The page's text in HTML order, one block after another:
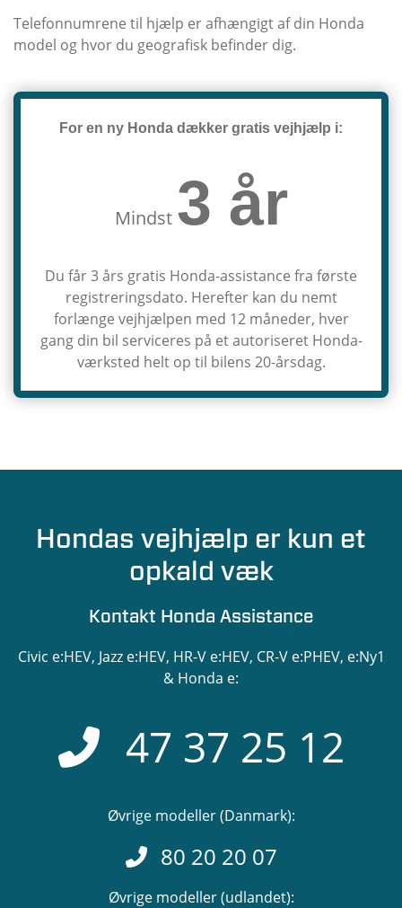
Telefonnumrene til hjælp er afhængigt af din Honda
model og hvor du geografisk befinder dig.
For en ny Honda dækker gratis vejhjælp i:
Mindst 3 år
Du får 3 års gratis Honda-assistance fra første
registreringsdato. Herefter kan du nemt
forlænge vejhjælpen med 12 måneder, hver
gang din bil serviceres på et autoriseret Honda-
værksted helt op til bilens 20-årsdag.
Hondas vejhjælp er kun et
opkald væk
Kontakt Honda Assistance
Civic e:HEV, Jazz e:HEV, HR-V e:HEV, CR-V e:PHEV, e:Ny1
& Honda e:
47 37 25 12
Øvrige modeller (Danmark):
80 20 20 07
Øvrige modeller (udlandet):